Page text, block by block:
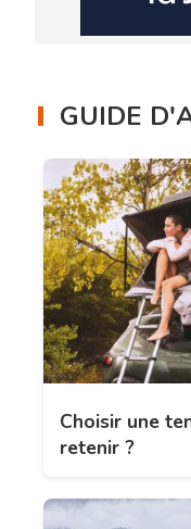
GUIDE
Choisir une
retenir ?